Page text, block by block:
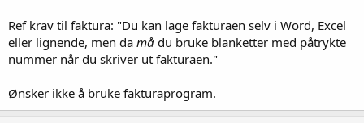
Ref krav til faktura: "Du kan lage fakturaen selv i Word, Excel
eller lignende, men da må du bruke blanketter med påtrykte
nummer når du skriver ut fakturaen."
Ønsker ikke å bruke fakturaprogram.